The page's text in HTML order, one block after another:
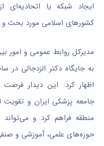
ایجاد شبکه یا
کشورهای اسلامی مورد بحث و
مدیرکل روابط عمومی و امور
به جایگاه دکتر الزدجالی
اظهار کرد: این دیدار
جامعه پزشکی ایران و تقویت
منطقه فراهم کرد و
حوزه‌های علمی، آموزشی و